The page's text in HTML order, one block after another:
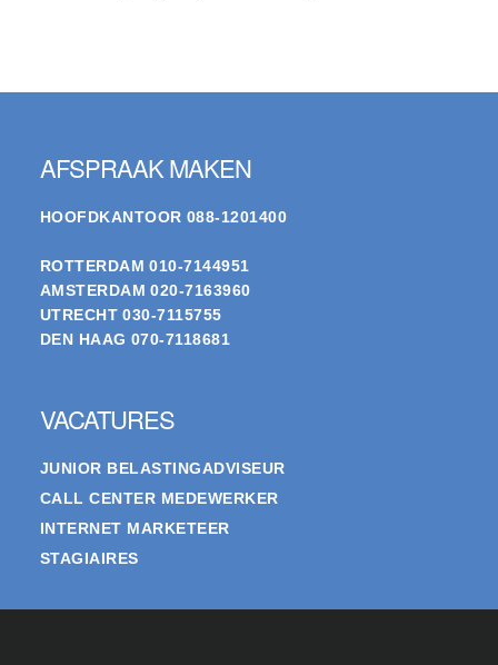
AFSPRAAK MAKEN
HOOFDKANTOOR 088-1201400
ROTTERDAM 010-7144951
AMSTERDAM 020-7163960
UTRECHT 030-7115755
DEN HAAG 070-7118681
VACATURES
JUNIOR BELASTINGADVISEUR
CALL CENTER MEDEWERKER
INTERNET MARKETEER
STAGIAIRES